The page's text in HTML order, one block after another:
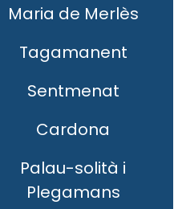
Maria de Merlès
Tagamanent
Sentmenat
Cardona
Palau-solità i
Plegamans